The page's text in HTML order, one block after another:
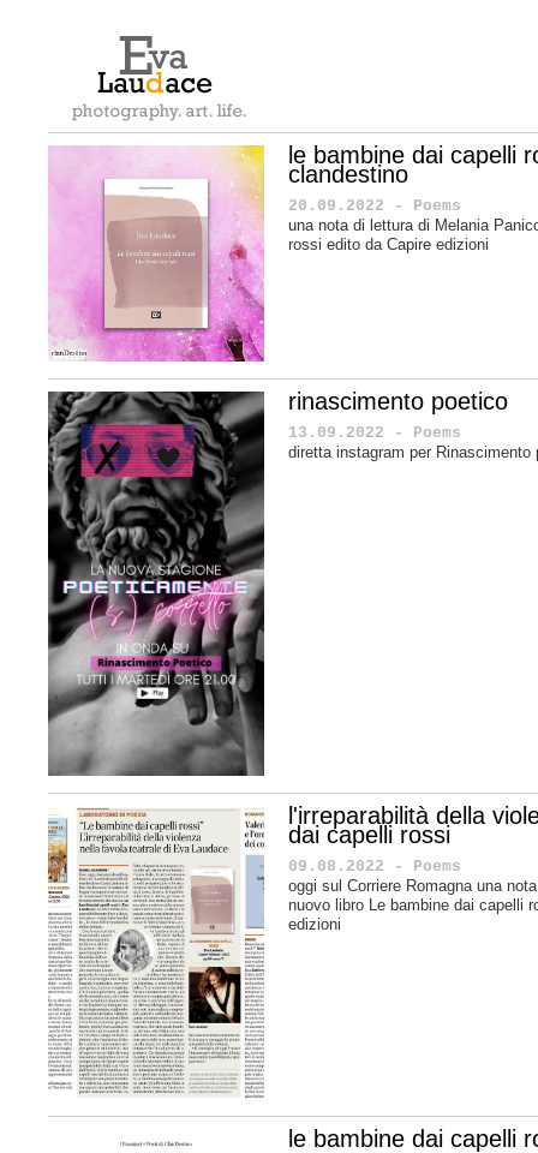
le bambine dai capelli
clandestino
20.09.2022 - Poems
una nota di lettura di Melania
rossi edito da Capire edizioni
rinascimento poetico
13.09.2022 - Poems
diretta instagram per Rinascimento
l'irreparabilità della
dai capelli rossi
09.08.2022 - Poems
oggi sul Corriere Romagna una
nuovo libro Le bambine dai capelli
edizioni
le bambine dai capelli